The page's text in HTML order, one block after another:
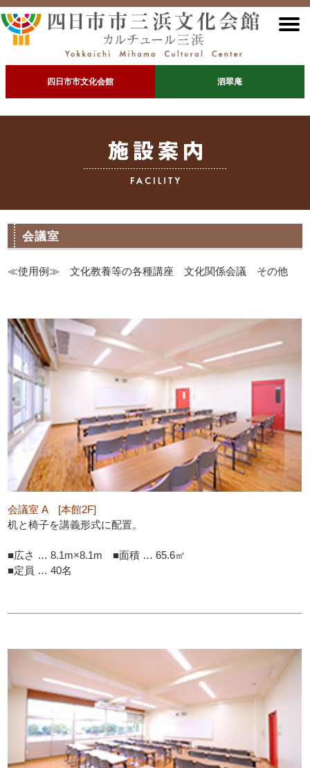
四日市市文化会館 泗翠庵
会議室
≪使用例≫ 文化教養等の各種講座 文化関係会議 その他
会議室 A [本館2F]
机と椅子を講義形式に配置。
■広さ … 8.1m×8.1m ■面積 … 65.6㎡
■定員 … 40名